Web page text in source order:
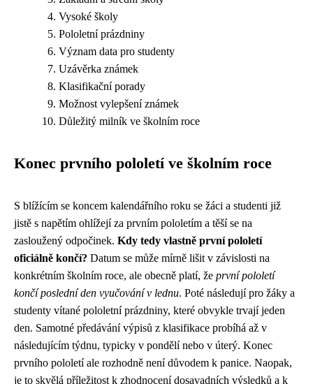
Vysoké školy
Pololetní prázdniny
Význam data pro studenty
Uzávěrka známek
Klasifikační porady
Možnost vylepšení známek
Důležitý milník ve školním roce
Konec prvního pololetí ve školním roce
S blížícím se koncem kalendářního roku se žáci a studenti již
jistě s napětím ohlížejí za prvním pololetím a těší se na
zasloužený odpočinek. Kdy tedy vlastně první pololetí
oficiálně končí? Datum se může mírně lišit v závislosti na
konkrétním školním roce, ale obecně platí, že první pololetí
končí poslední den vyučování v lednu. Poté následují pro žáky a
studenty vítané pololetní prázdniny, které obvykle trvají jeden
den. Samotné předávání výpisů z klasifikace probíhá až v
následujícím týdnu, typicky v pondělí nebo v úterý. Konec
prvního pololetí ale rozhodně není důvodem k panice. Naopak,
je to skvělá příležitost k zhodnocení dosavadních výsledků a k